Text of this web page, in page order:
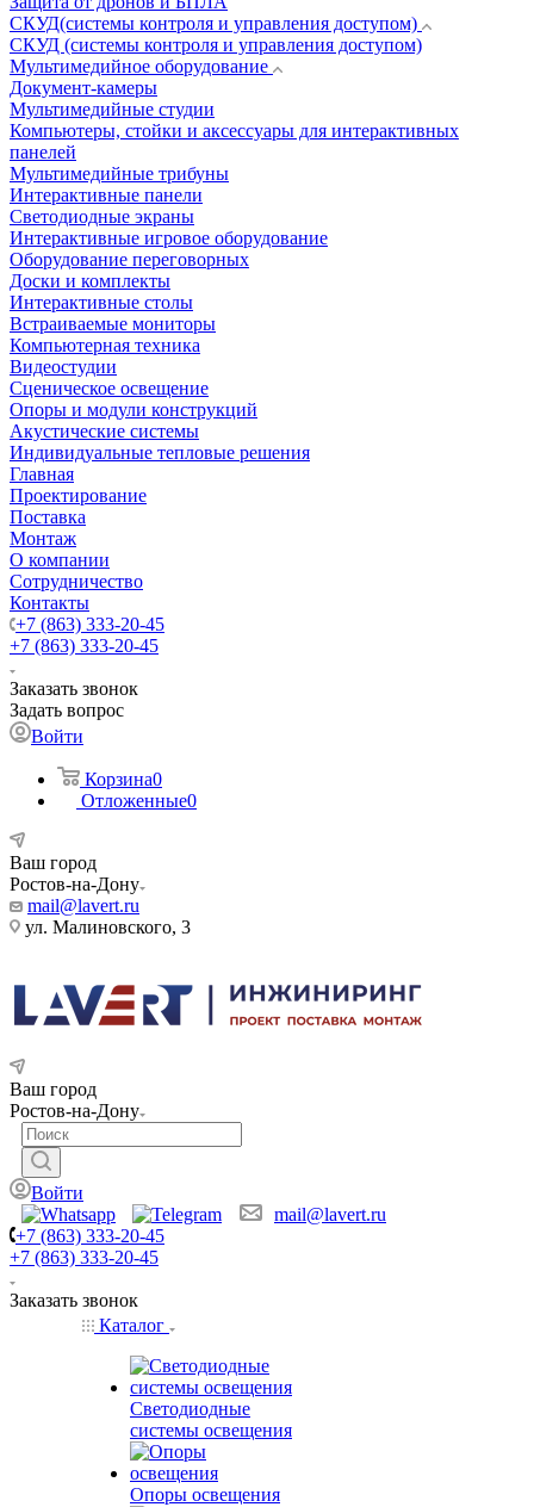
СКУД(системы контроля и управления доступом)
СКУД (системы контроля и управления доступом)
Мультимедийное оборудование
Документ-камеры
Мультимедийные студии
Компьютеры, стойки и аксессуары для интерактивных
панелей
Мультимедийные трибуны
Интерактивные панели
Светодиодные экраны
Интерактивные игровое оборудование
Оборудование переговорных
Доски и комплекты
Интерактивные столы
Встраиваемые мониторы
Компьютерная техника
Видеостудии
Cценическое освещение
Опоры и модули конструкций
Акустические системы
Индивидуальные тепловые решения
Главная
Проектирование
Поставка
Монтаж
О компании
Сотрудничество
Контакты
+7 (863) 333-20-45
+7 (863) 333-20-45
Заказать звонок
Задать вопрос
Войти
Корзина0
Отложенные0
Ваш город
Ростов-на-Дону
mail@lavert.ru
ул. Малиновского, 3
Ваш город
Ростов-на-Дону
Войти
mail@lavert.ru
+7 (863) 333-20-45
+7 (863) 333-20-45
Заказать звонок
Каталог
Светодиодные
системы освещения
Опоры освещения